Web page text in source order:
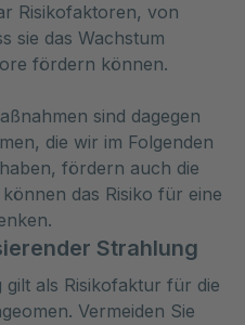
Risikofaktoren, von
sie das Wachstum
fördern können.
sind dagegen
die wir im Folgenden
fördern auch die
das Risiko für eine
Strahlung
gilt als Risikofaktur für die
Vermeiden Sie